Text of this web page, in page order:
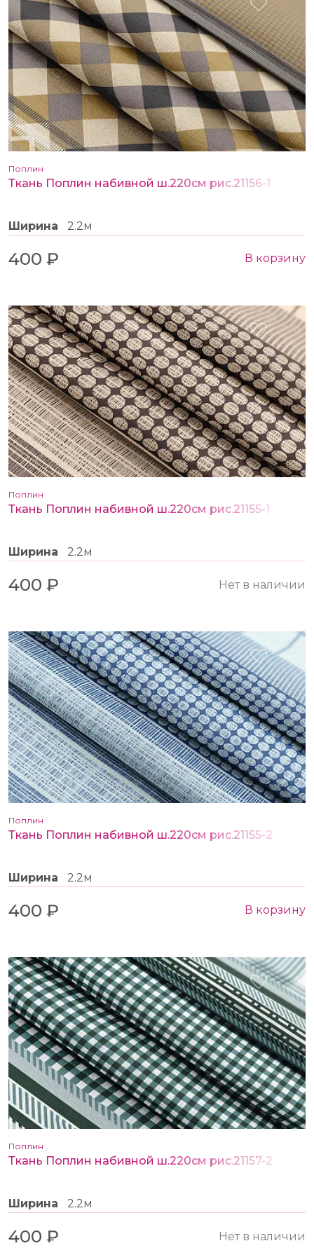
Поплин
Ткань Поплин набивной ш.220см рис.21156-1
Ширина 2.2м
400 ₽ В корзину
Поплин
Ткань Поплин набивной ш.220см рис.21155-1
Ширина 2.2м
400 ₽ Нет в наличии
Поплин
Ткань Поплин набивной ш.220см рис.21155-2
Ширина 2.2м
400 ₽ В корзину
Поплин
Ткань Поплин набивной ш.220см рис.21157-2
Ширина 2.2м
400 ₽ Нет в наличии